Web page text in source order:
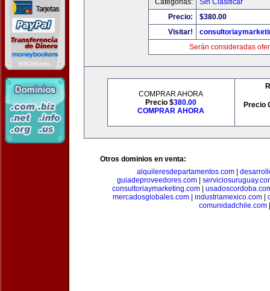
Categorias:
Sin Clasificar
Precio:
$380.00
Visitar!
Serán consideradas
COMPRAR AHORA
Precio $380.00
COMPRAR AHORA
Precio
Otros dominios en venta:
alquileresdepartamentos.com
guiadeproveedores.com|
consultoriaymarketing.com
mercadosglobales.com| industriamexico.com|
comunidadchile.com|